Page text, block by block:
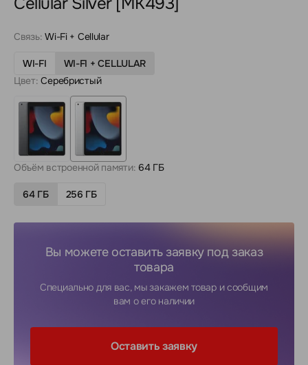
Связь: Wi-Fi + Cellular
WI-FI
WI-FI + CELLULAR
Цвет: Серебристый
Объём встроенной памяти: 64 ГБ
64 ГБ 256 ГБ
Вы можете оставить заявку под заказ
товара
Специально для вас, мы закажем товар и сообщим
вам о его наличии
Оставить заявку